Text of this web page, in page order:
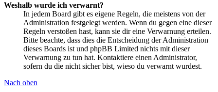
Weshalb wurde ich verwarnt?
In jedem Board gibt es eigene Regeln, die meistens von der
Administration festgelegt werden. Wenn du gegen eine dieser
Regeln verstoßen hast, kann sie dir eine Verwarnung erteilen.
Bitte beachte, dass dies die Entscheidung der Administration
dieses Boards ist und phpBB Limited nichts mit dieser
Verwarnung zu tun hat. Kontaktiere einen Administrator,
sofern du die nicht sicher bist, wieso du verwarnt wurdest.
Nach oben